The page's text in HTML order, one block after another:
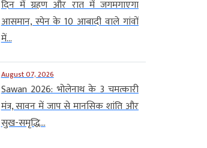
दिन में ग्रहण और रात में जगमगाएगा
आसमान, स्पेन के 10 आबादी वाले गांवों
में...
August 07, 2026
Sawan 2026: भोलेनाथ के 3 चमत्कारी
मंत्र, सावन में जाप से मानसिक शांति और
सुख-समृद्धि...